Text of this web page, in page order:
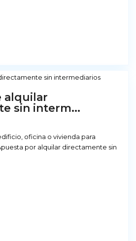
alquilar
sin interm...
oficina o vivienda para
por alquilar directamente sin